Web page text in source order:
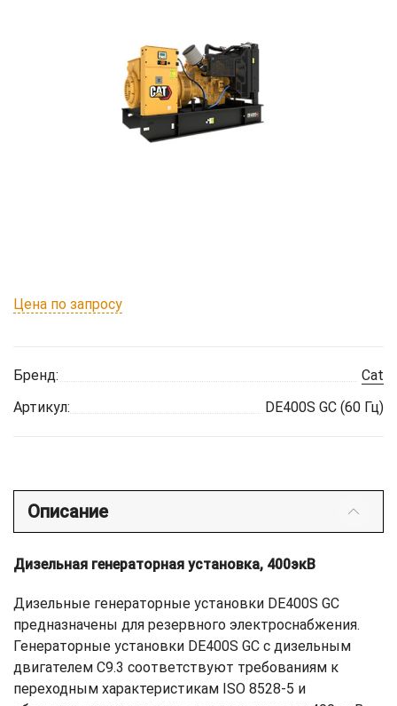
Цена по запросу
Бренд:
Cat
Артикул:
DE400S GC (60 Гц)
Описание
Дизельная генераторная установка, 400экВ
Дизельные генераторные установки DE400S GC
предназначены для резервного электроснабжения.
Генераторные установки DE400S GC с дизельным
двигателем C9.3 соответствуют требованиям к
переходным характеристикам ISO 8528-5 и